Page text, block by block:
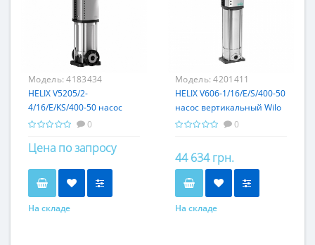
Модель:4183434
HELIX V5205/2-
4/16/E/KS/400-50 насос
вертикальный Wilo
0
Цена по запросу
На складе
Модель:4201411
HELIX V606-1/16/E/S/400-50
насос вертикальный Wilo
0
44 634 грн.
На складе